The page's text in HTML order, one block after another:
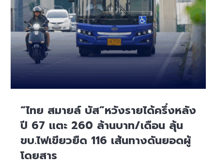
“ไทย สมายล์ บัส”หวังรายได้ครึ่งหลัง
ปี 67 แตะ 260 ล้านบาท/เดือน ลุ้น
ขบ.ไฟเขียวยืด 116 เส้นทางดันยอดผู้
โดยสาร